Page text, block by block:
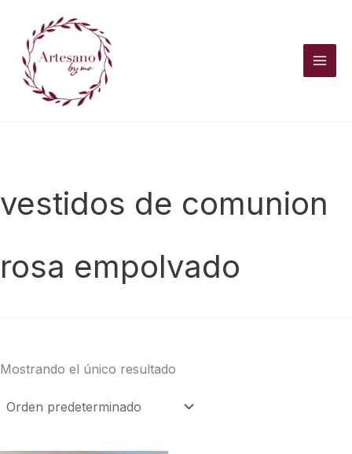
contenido
vestidos de comunion
rosa empolvado
Mostrando el único resultado